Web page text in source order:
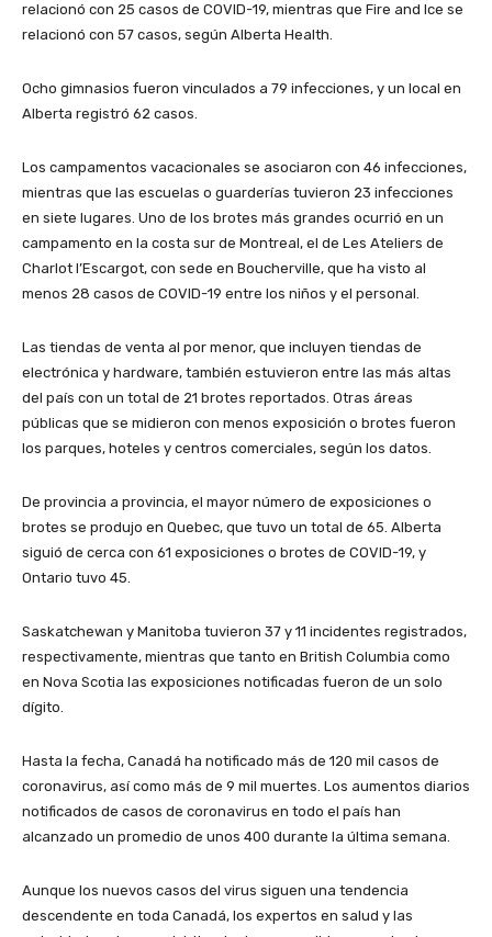
relacionó con 25 casos de COVID-19, mientras que Fire and Ice se
relacionó con 57 casos, según Alberta Health.
Ocho gimnasios fueron vinculados a 79 infecciones, y un local en
Alberta registró 62 casos.
Los campamentos vacacionales se asociaron con 46 infecciones,
mientras que las escuelas o guarderías tuvieron 23 infecciones
en siete lugares. Uno de los brotes más grandes ocurrió en un
campamento en la costa sur de Montreal, el de Les Ateliers de
Charlot l’Escargot, con sede en Boucherville, que ha visto al
menos 28 casos de COVID-19 entre los niños y el personal.
Las tiendas de venta al por menor, que incluyen tiendas de
electrónica y hardware, también estuvieron entre las más altas
del país con un total de 21 brotes reportados. Otras áreas
públicas que se midieron con menos exposición o brotes fueron
los parques, hoteles y centros comerciales, según los datos.
De provincia a provincia, el mayor número de exposiciones o
brotes se produjo en Quebec, que tuvo un total de 65. Alberta
siguió de cerca con 61 exposiciones o brotes de COVID-19, y
Ontario tuvo 45.
Saskatchewan y Manitoba tuvieron 37 y 11 incidentes registrados,
respectivamente, mientras que tanto en British Columbia como
en Nova Scotia las exposiciones notificadas fueron de un solo
dígito.
Hasta la fecha, Canadá ha notificado más de 120 mil casos de
coronavirus, así como más de 9 mil muertes. Los aumentos diarios
notificados de casos de coronavirus en todo el país han
alcanzado un promedio de unos 400 durante la última semana.
Aunque los nuevos casos del virus siguen una tendencia
descendente en toda Canadá, los expertos en salud y las